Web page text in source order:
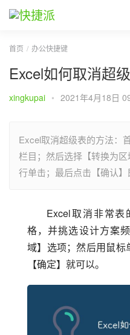
首页 办公快捷键
Excel如何取消超
xingkupai • 2021年4月18日
Excel取消超级表的方法：
栏目；然后选择【转换为
行单击；最后点击【确认
Excel取消非常
格，并挑选设计方案
域】选项；然后用鼠
【确定】就可以。